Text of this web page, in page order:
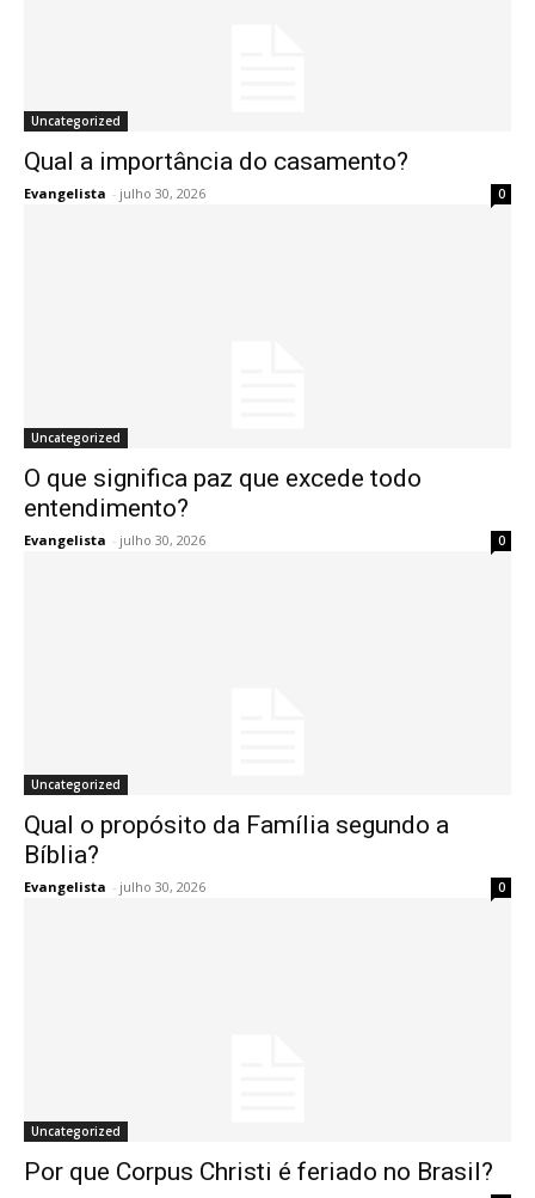
Uncategorized
Qual a importância do casamento?
Evangelista - julho 30, 2026 0
Uncategorized
O que significa paz que excede todo
entendimento?
Evangelista - julho 30, 2026 0
Uncategorized
Qual o propósito da Família segundo a
Bíblia?
Evangelista - julho 30, 2026 0
Uncategorized
Por que Corpus Christi é feriado no Brasil?